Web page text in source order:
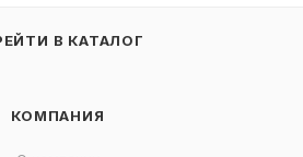
В КАТАЛОГ
КОМПАНИЯ